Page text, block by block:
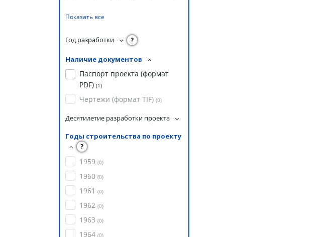
Показать все
Год разработки ?
Наличие документов
Паспорт проекта (формат
PDF) (1)
Чертежи (формат TIF) (0)
Десятилетие разработки проекта
Годы строительства по проекту
?
1959 (0)
1960 (0)
1961 (0)
1962 (0)
1963 (0)
1964 (0)